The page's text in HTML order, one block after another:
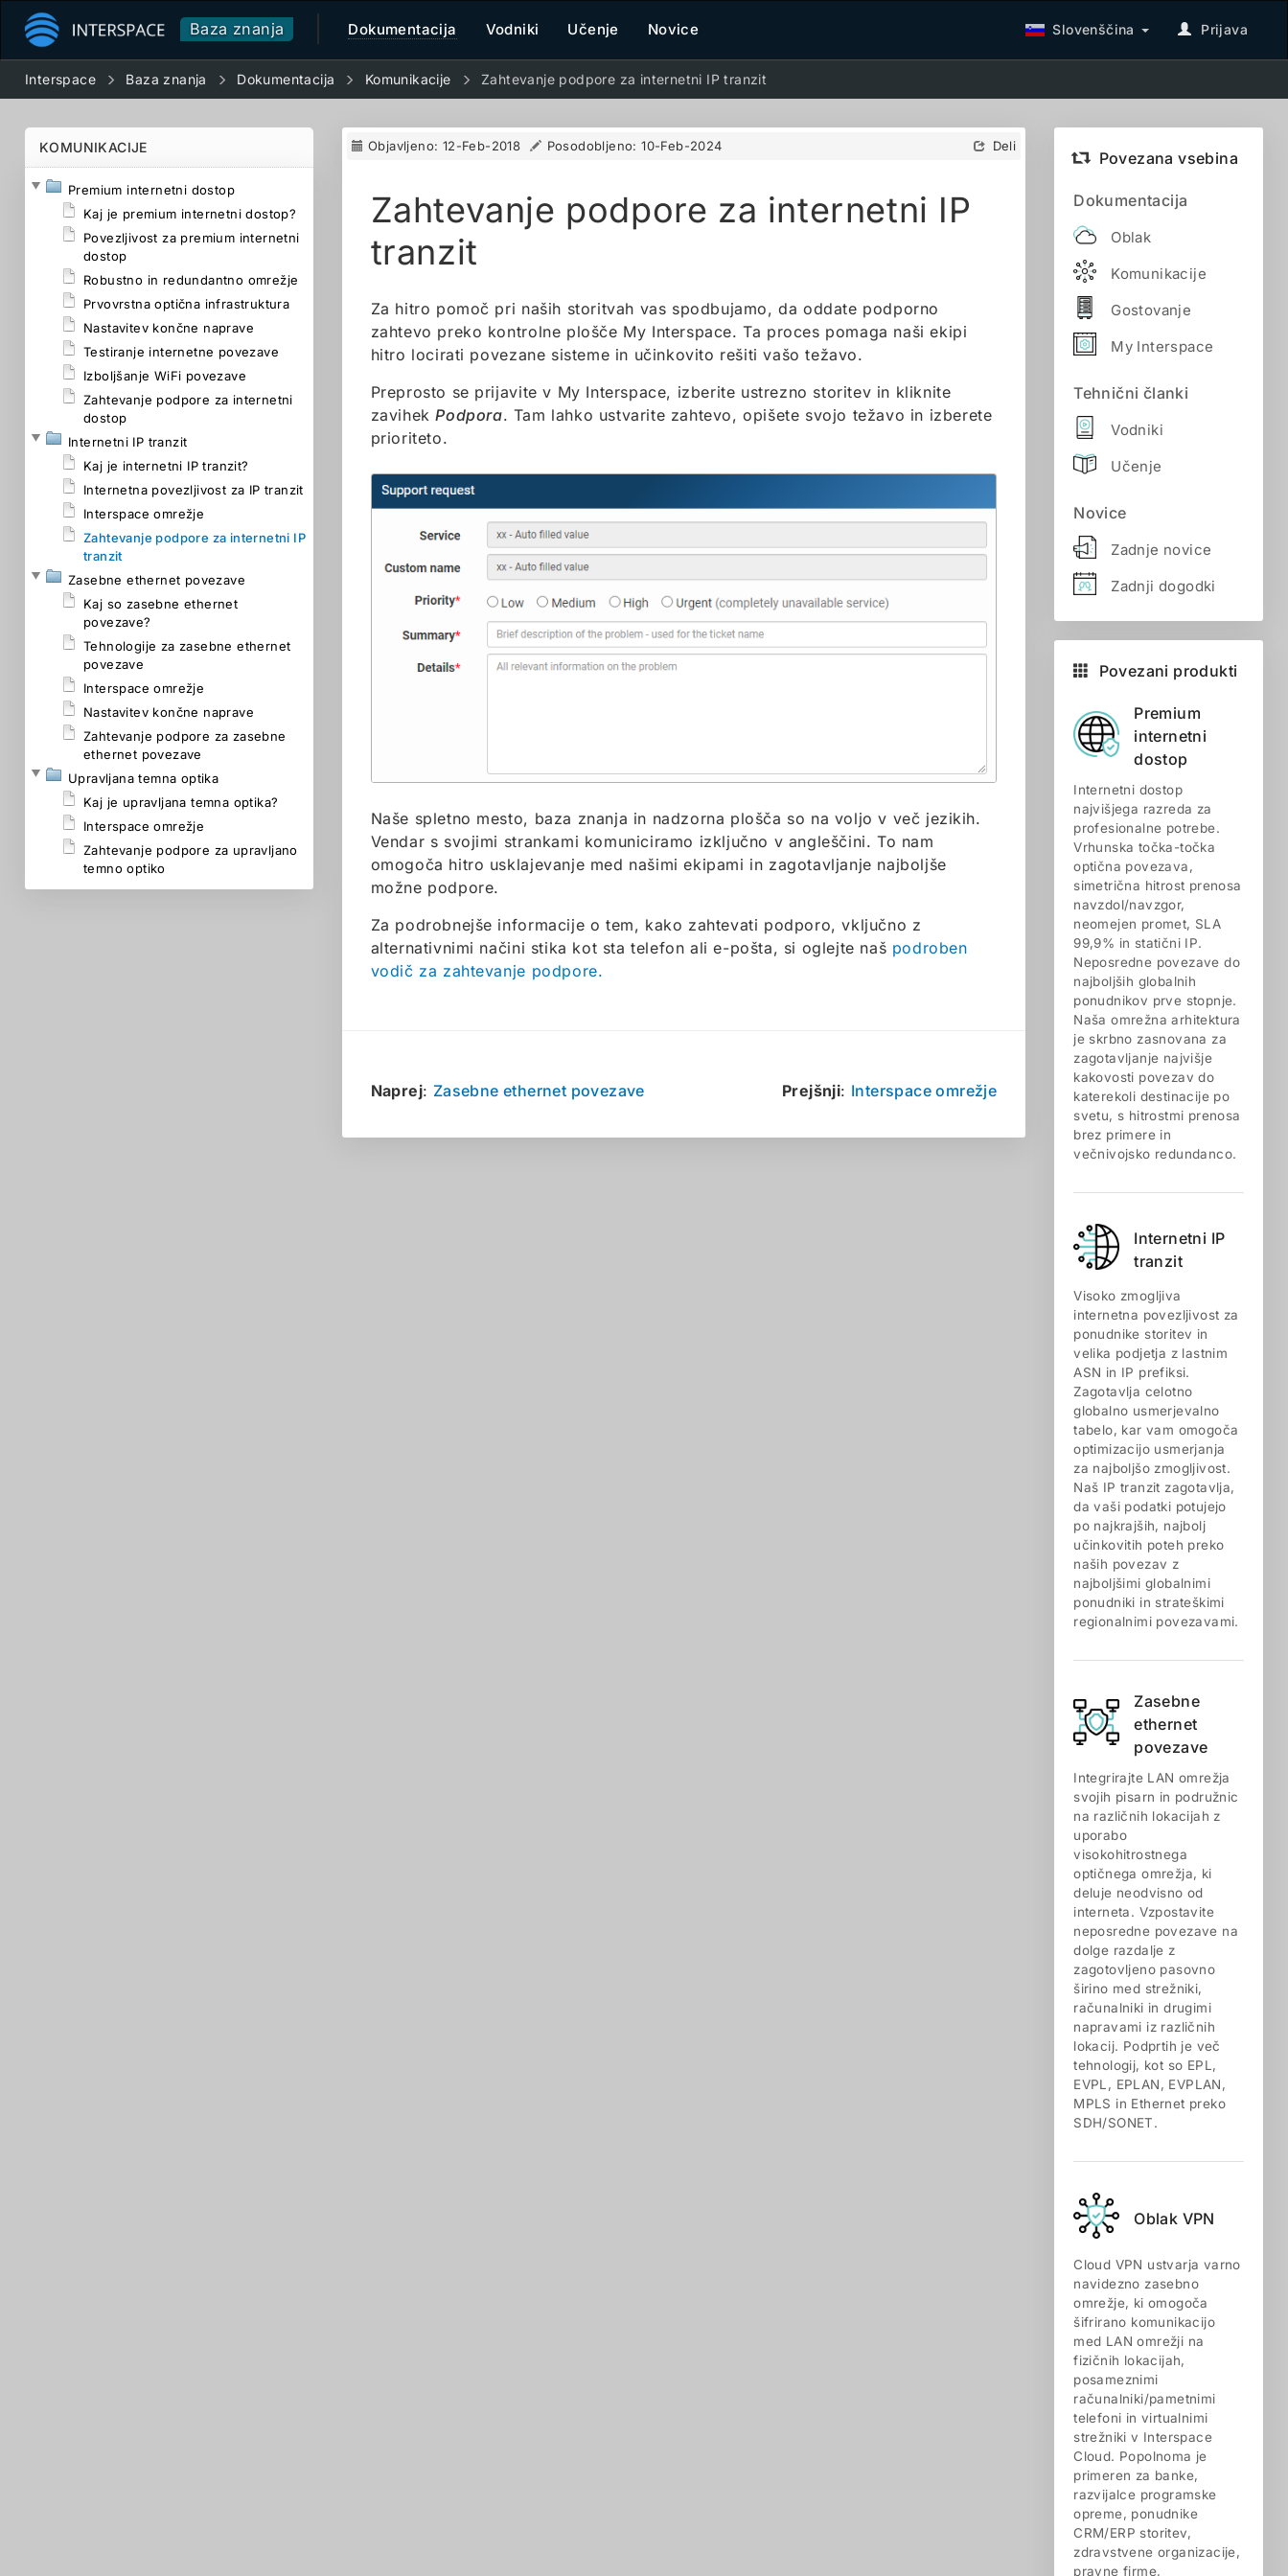
Baza znanja Dokumentacija Vodniki Učenje Novice Slovenščina Prijava
Interspace Baza znanja Dokumentacija Komunikacije Zahtevanje podpore za internetni IP tranzit
KOMUNIKACIJE
Premium internetni dostop
Kaj je premium internetni dostop?
Povezljivost za premium internetni
dostop
Robustno in redundantno omrežje
Prvovrstna optična infrastruktura
Nastavitev končne naprave
Testiranje internetne povezave
Izboljšanje WiFi povezave
Zahtevanje podpore za internetni
dostop
Internetni IP tranzit
Kaj je internetni IP tranzit?
Internetna povezljivost za IP tranzit
Interspace omrežje
Zahtevanje podpore za internetni IP
tranzit
Zasebne ethernet povezave
Kaj so zasebne ethernet
povezave?
Tehnologije za zasebne ethernet
povezave
Interspace omrežje
Nastavitev končne naprave
Zahtevanje podpore za zasebne
ethernet povezave
Upravljana temna optika
Kaj je upravljana temna optika?
Interspace omrežje
Zahtevanje podpore za upravljano
temno optiko
Objavljeno: 12-Feb-2018 Posodobljeno:10-Feb-2024 Deli
Zahtevanje podpore za internetni IP
tranzit
Za hitro pomoč pri naših storitvah vas spodbujamo, da oddate podporno
zahtevo preko kontrolne plošče My Interspace. Ta proces pomaga naši ekipi
hitro locirati povezane sisteme in učinkovito rešiti vašo težavo.
Preprosto se prijavite v My Interspace, izberite ustrezno storitev in kliknite
zavihekPodpora. Tam lahko ustvarite zahtevo, opišete svojo težavo in izberete
prioriteto.
Naše spletno mesto, baza znanja in nadzorna plošča so na voljo v več jezikih.
Vendar s svojimi strankami komuniciramo izključno v angleščini. To nam
omogoča hitro usklajevanje med našimi ekipami in zagotavljanje najboljše
možne podpore.
Za podrobnejše informacije o tem, kako zahtevati podporo, vključno z
alternativnimi načini stika kot sta telefon ali e-pošta, si oglejte naš podroben
vodič za zahtevanje podpore.
Naprej: Zasebne ethernet povezave Prejšnji: Interspace omrežje
Povezana vsebina
Dokumentacija
Oblak
Komunikacije
Gostovanje
My Interspace
Tehnični članki
Vodniki
Učenje
Novice
Zadnje novice
Zadnji dogodki
Povezani produkti
Premium
internetni
dostop
Internetni dostop
najvišjega razreda za
profesionalne potrebe.
Vrhunska točka-točka
optična povezava,
simetrična hitrost prenosa
navzdol/navzgor,
neomejen promet, SLA
99,9% in statični IP.
Neposredne povezave do
najboljših globalnih
ponudnikov prve stopnje.
Naša omrežna arhitektura
je skrbno zasnovana za
zagotavljanje najvišje
kakovosti povezav do
katerekoli destinacije po
svetu, s hitrostmi prenosa
brez primere in
večnivojsko redundanco.
Internetni IP
tranzit
Visoko zmogljiva
internetna povezljivost za
ponudnike storitev in
velika podjetja z lastnim
ASN in IP prefiksi.
Zagotavlja celotno
globalno usmerjevalno
tabelo, kar vam omogoča
optimizacijo usmerjanja
za najboljšo zmogljivost.
Naš IP tranzit zagotavlja,
da vaši podatki potujejo
po najkrajših, najbolj
učinkovitih poteh preko
naših povezav z
najboljšimi globalnimi
ponudniki in strateškimi
regionalnimi povezavami.
Zasebne
ethernet
povezave
Integrirajte LAN omrežja
svojih pisarn in podružnic
na različnih lokacijah z
uporabo
visokohitrostnega
optičnega omrežja, ki
deluje neodvisno od
interneta. Vzpostavite
neposredne povezave na
dolge razdalje z
zagotovljeno pasovno
širino med strežniki,
računalniki in drugimi
napravami iz različnih
lokacij. Podprtih je več
tehnologij, kot so EPL,
EVPL, EPLAN, EVPLAN,
MPLS in Ethernet preko
SDH/SONET.
Oblak VPN
Cloud VPN ustvarja varno
navidezno zasebno
omrežje, ki omogoča
šifrirano komunikacijo
med LAN omrežji na
fizičnih lokacijah,
posameznimi
računalniki/pametnimi
telefoni in virtualnimi
strežniki v Interspace
Cloud. Popolnoma je
primeren za banke,
razvijalce programske
opreme, ponudnike
CRM/ERP storitev,
zdravstvene organizacije,
pravne firme,